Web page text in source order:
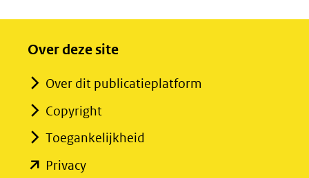
Over deze site
Over dit publicatieplatform
Copyright
Toegankelijkheid
Privacy(opent